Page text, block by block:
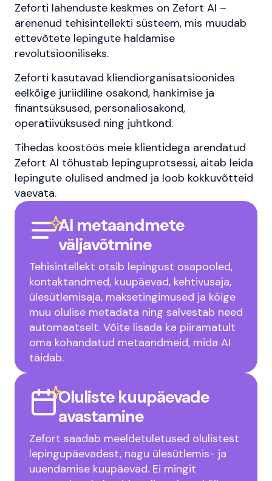
Zeforti lahenduste keskmes on Zefort AI –
arenenud tehisintellekti süsteem, mis muudab
ettevõtete lepingute haldamise
revolutsiooniliseks.
Zeforti kasutavad kliendiorganisatsioonides
eelkõige juriidiline osakond, hankimise ja
finantsüksused, personaliosakond,
operatiivüksused ning juhtkond.
Tihedas koostöös meie klientidega arendatud
Zefort AI tõhustab lepinguprotsessi, aitab leida
lepingute olulised andmed ja loob kokkuvõtteid
vaevata.
AI metaandmete
väljavõtmine
Tehisintellekt otsib lepingust osapooled,
kontaktandmed, kuupäevad, kehtivusaja,
ülesütlemisaja, maksetingimused ja köige
muu olulise metadata ning salvestab need
automaatselt. Võite lisada ka piiramatult
oma kohandatud metaandmeid, mida AI
täidab.
Oluliste kuupäevade
avastamine
Zefort saadab meeldetuletused olulistest
lepingupäevadest, nagu ülesütlemis- ja
uuendamise kuupäevad. Ei mingit